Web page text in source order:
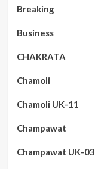
Breaking
Business
CHAKRATA
Chamoli
Chamoli UK-11
Champawat
Champawat UK-03